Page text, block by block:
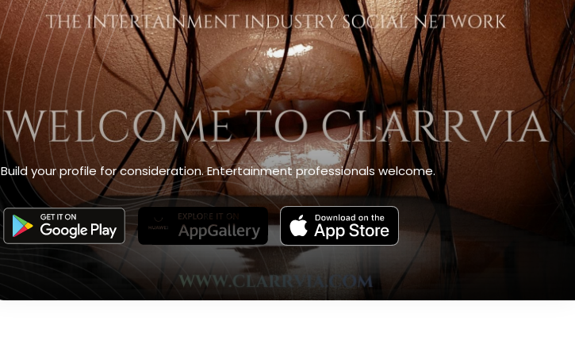
Build your profile for consideration. Entertainment professionals welcome.